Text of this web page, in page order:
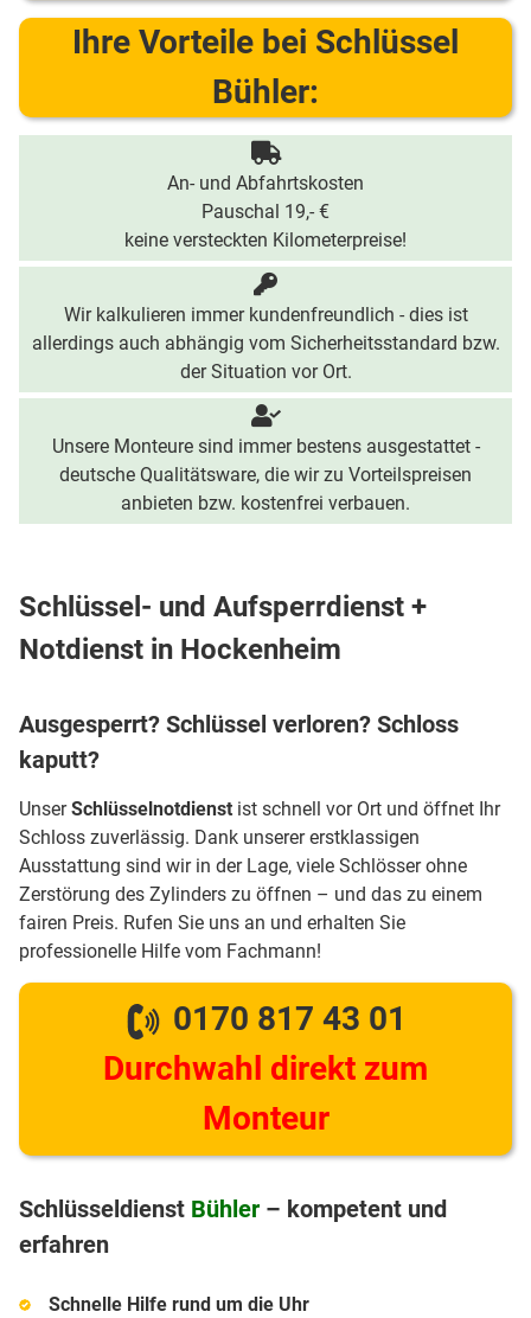
Ihre Vorteile bei Schlüssel
Bühler:
An- und Abfahrtskosten
Pauschal 19,- €
keine versteckten Kilometerpreise!
Wir kalkulieren immer kundenfreundlich - dies ist
allerdings auch abhängig vom Sicherheitsstandard bzw.
der Situation vor Ort.
Unsere Monteure sind immer bestens ausgestattet -
deutsche Qualitätsware, die wir zu Vorteilspreisen
anbieten bzw. kostenfrei verbauen.
Schlüssel- und Aufsperrdienst +
Notdienst in Hockenheim
Ausgesperrt? Schlüssel verloren? Schloss
kaputt?
UnserSchlüsselnotdienst ist schnell vor Ort und öffnet Ihr
Schloss zuverlässig. Dank unserer erstklassigen
Ausstattung sind wir in der Lage, viele Schlösser ohne
Zerstörung des Zylinders zu öffnen – und das zu einem
fairen Preis. Rufen Sie uns an und erhalten Sie
professionelle Hilfe vom Fachmann!
0170 817 43 01
Durchwahl direkt zum
Monteur
Schlüsseldienst Bühler – kompetent und
erfahren
Schnelle Hilfe rund um die Uhr